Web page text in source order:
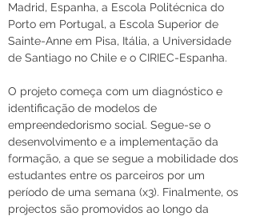
Madrid, Espanha, a Escola Politécnica do
Porto em Portugal, a Escola Superior de
Sainte-Anne em Pisa, Itália, a Universidade
de Santiago no Chile e o CIRIEC-Espanha.
O projeto começa com um diagnóstico e
identificação de modelos de
empreendedorismo social. Segue-se o
desenvolvimento e a implementação da
formação, a que se segue a mobilidade dos
estudantes entre os parceiros por um
período de uma semana (x3). Finalmente, os
projectos são promovidos ao longo da